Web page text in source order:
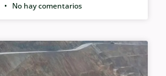
No hay comentarios